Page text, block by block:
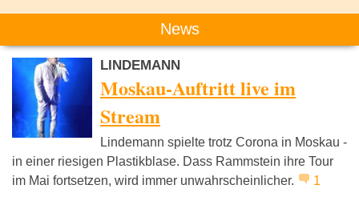
News
LINDEMANN
Moskau-Auftritt live im
Stream
Lindemann spielte trotz Corona in Moskau -
in einer riesigen Plastikblase. Dass Rammstein ihre Tour
im Mai fortsetzen, wird immer unwahrscheinlicher.
1